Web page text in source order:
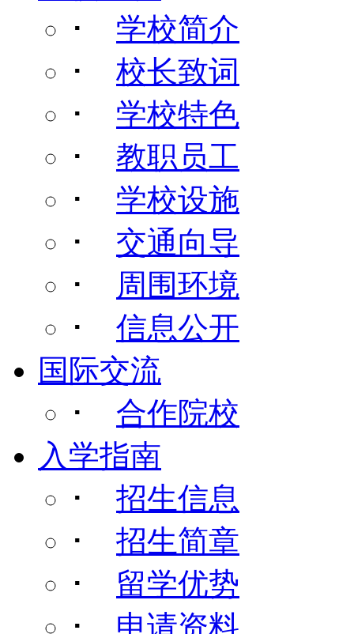
･ 学校简介
･ 校长致词
･ 学校特色
･ 教职员工
･ 学校设施
･ 交通向导
･ 周围环境
･ 信息公开
国际交流
･ 合作院校
入学指南
･ 招生信息
･ 招生简章
･ 留学优势
･ 申请资料